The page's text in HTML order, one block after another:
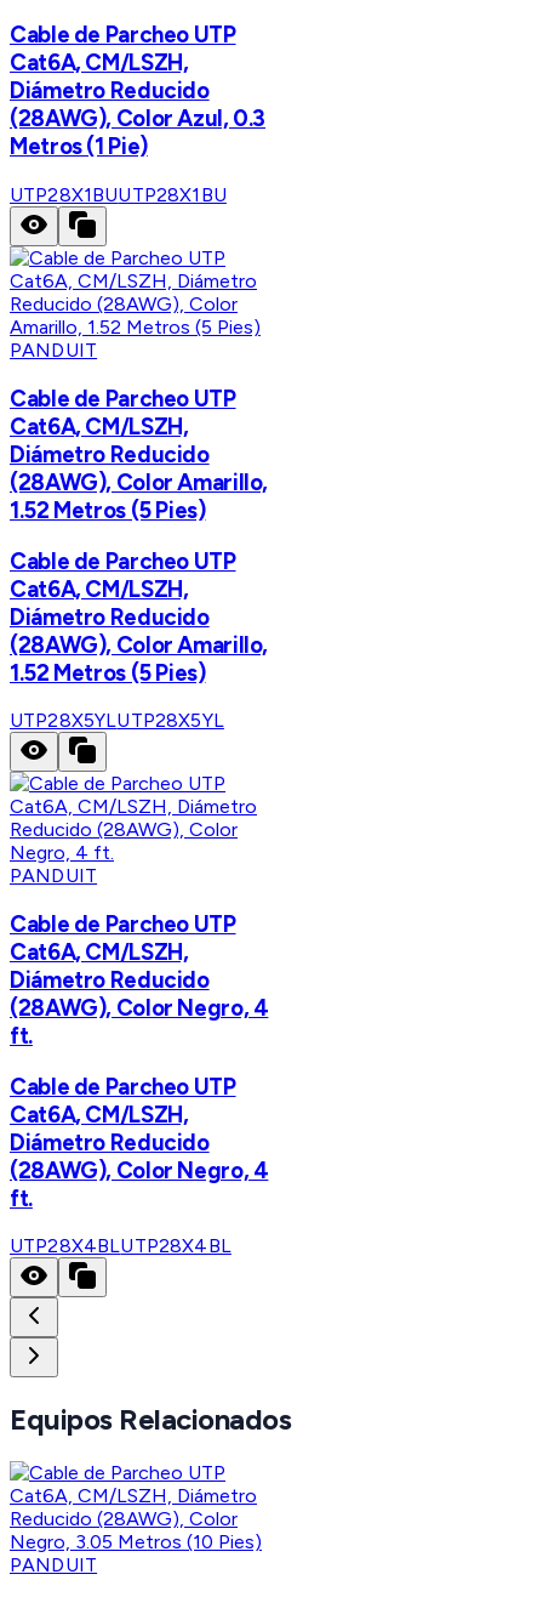
Cable de Parcheo UTP
Cat6A, CM/LSZH,
Diámetro Reducido
(28AWG), Color Azul, 0.3
Metros (1 Pie)
UTP28X1BUUTP28X1BU
PANDUIT
Cable de Parcheo UTP
Cat6A, CM/LSZH,
Diámetro Reducido
(28AWG), Color Amarillo,
1.52 Metros (5 Pies)
Cable de Parcheo UTP
Cat6A, CM/LSZH,
Diámetro Reducido
(28AWG), Color Amarillo,
1.52 Metros (5 Pies)
UTP28X5YLUTP28X5YL
PANDUIT
Cable de Parcheo UTP
Cat6A, CM/LSZH,
Diámetro Reducido
(28AWG), Color Negro, 4
ft.
Cable de Parcheo UTP
Cat6A, CM/LSZH,
Diámetro Reducido
(28AWG), Color Negro, 4
ft.
UTP28X4BLUTP28X4BL
Equipos Relacionados
PANDUIT